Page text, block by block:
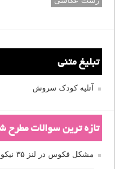
تبلیغ متنی
آتلیه کودک سروش
تازه ترین سوالات مطرح
مشکل فکوس در لنز ۳۵ نیکون